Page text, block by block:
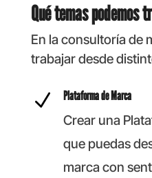
Qué temas podemos
En la consultoría de
trabajar desde
N Plataforma de Marca
Crear una
que puedas
marca con